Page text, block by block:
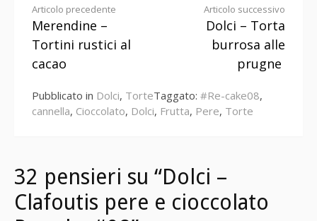
Continua
a
leggere
Articolo precedente
Merendine –
Tortini rustici al
cacao
Articolo successivo
Dolci – Torta
burrosa alle
prugne
Pubblicato in Dolci, TorteTaggato: #Re-cake08,
cannella, Cioccolato, Dolci, Frutta, Pere, Torte
32 pensieri su “Dolci –
Clafoutis pere e cioccolato